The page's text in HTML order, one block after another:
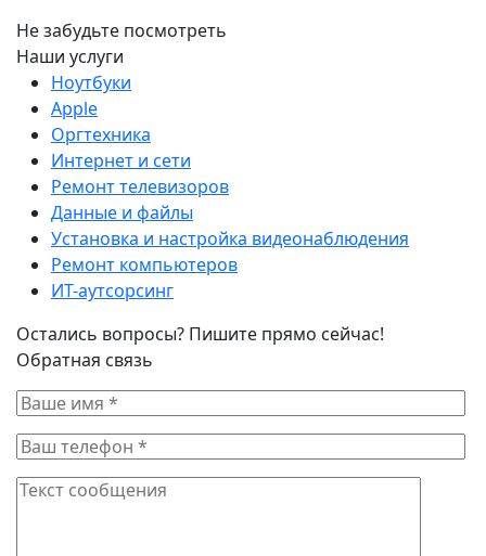
Не забудьте посмотреть
Наши услуги
Ноутбуки
Apple
Оргтехника
Интернет и сети
Ремонт телевизоров
Данные и файлы
Установка и настройка видеонаблюдения
Ремонт компьютеров
ИТ-аутсорсинг
Остались вопросы? Пишите прямо сейчас!
Обратная связь